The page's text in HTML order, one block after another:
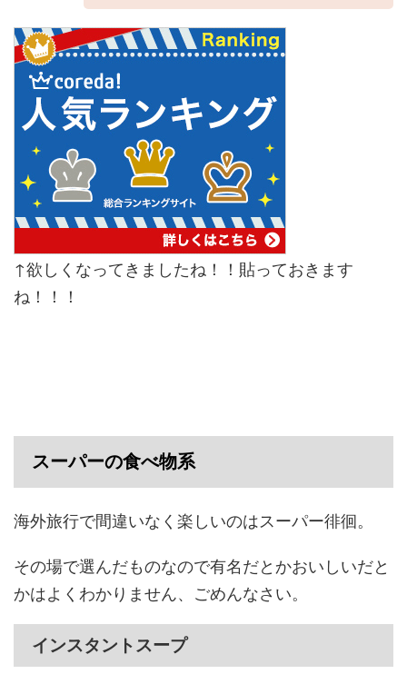
↑欲しくなってきましたね！！貼っておきます
ね！！！
スーパーの食べ物系
海外旅行で間違いなく楽しいのはスーパー徘徊。
その場で選んだものなので有名だとかおいしいだと
かはよくわかりません、ごめんなさい。
インスタントスープ